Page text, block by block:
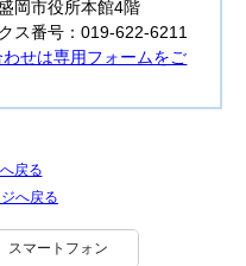
市役所本館4階
ス番号：019-622-6211
せは専用フォームをご
戻る
へ戻る
スマートフォン